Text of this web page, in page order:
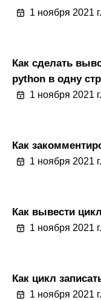
1 ноября 2021 г.
Как сделать
python в одну
1 ноября 2021 г.
Как
1 ноября 2021 г.
Как вывести
1 ноября 2021 г.
Как цикл
1 ноября 2021 г.